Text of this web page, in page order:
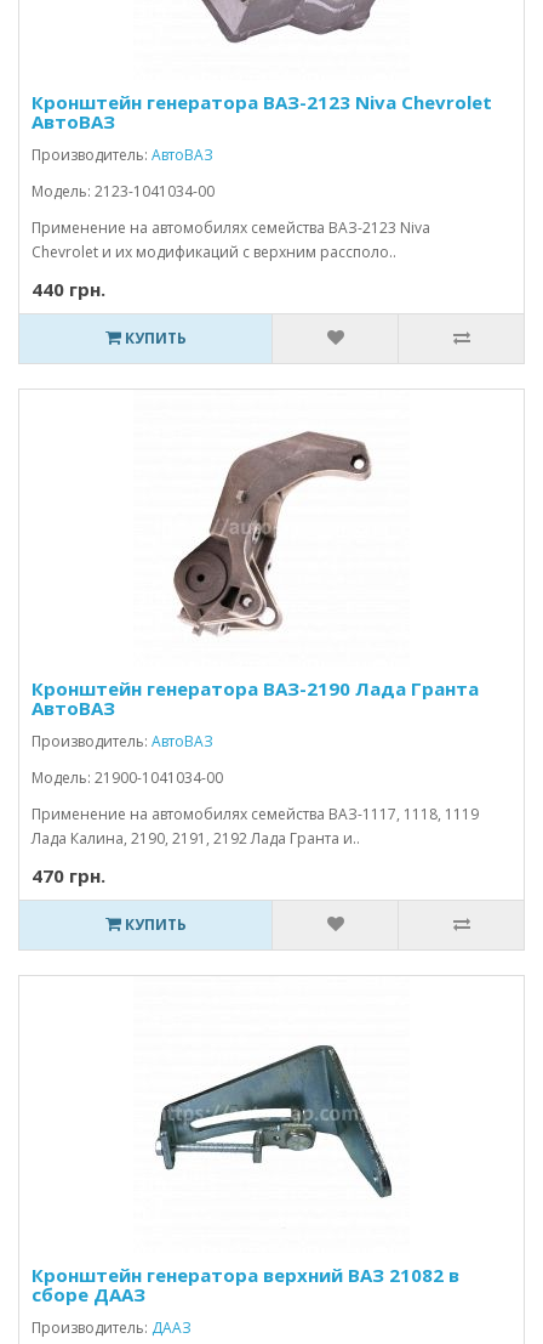
Кронштейн генератора ВАЗ-2123 Niva Chevrolet
АвтоВАЗ
Производитель: АвтоВАЗ
Модель: 2123-1041034-00
Применение на автомобилях семейства ВАЗ-2123 Niva
Chevrolet и их модификаций с верхним рассполо..
440 грн.
КУПИТЬ
Кронштейн генератора ВАЗ-2190 Лада Гранта
АвтоВАЗ
Производитель: АвтоВАЗ
Модель: 21900-1041034-00
Применение на автомобилях семейства ВАЗ-1117, 1118, 1119
Лада Калина, 2190, 2191, 2192 Лада Гранта и..
470 грн.
КУПИТЬ
Кронштейн генератора верхний ВАЗ 21082 в
сборе ДААЗ
Производитель: ДААЗ